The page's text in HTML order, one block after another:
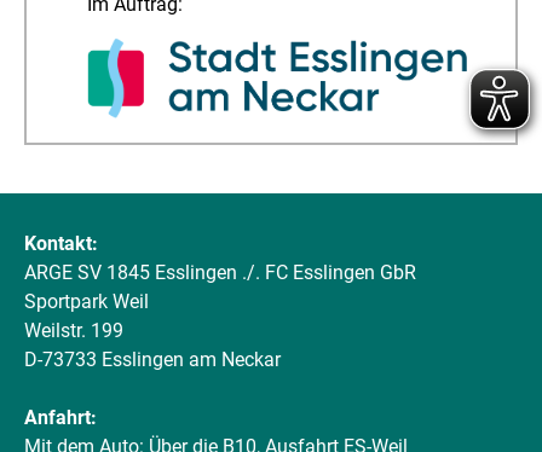
Kontakt:
ARGE SV 1845 Esslingen ./. FC Esslingen GbR
Sportpark Weil
Weilstr. 199
D-73733 Esslingen am Neckar
Anfahrt:
Mit dem Auto: Über die B10, Ausfahrt ES-Weil